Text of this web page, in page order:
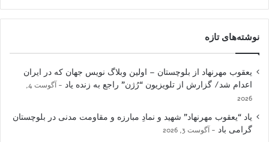
نوشته‌های تازه
یعقوب مهرنهاد از بلوچستان – اولین وبلاگ نویس جهان که در ایران
اعدام شد/ گزارش از تلویزیون “رُژن” راجع به زنده یاد
آگوست 4,
2026
یاد “یعقوب مهرنهاد” شهید و نمادِ مبارزه و مقاومت مدنی در بلوچستان
گرامی باد
آگوست 3, 2026